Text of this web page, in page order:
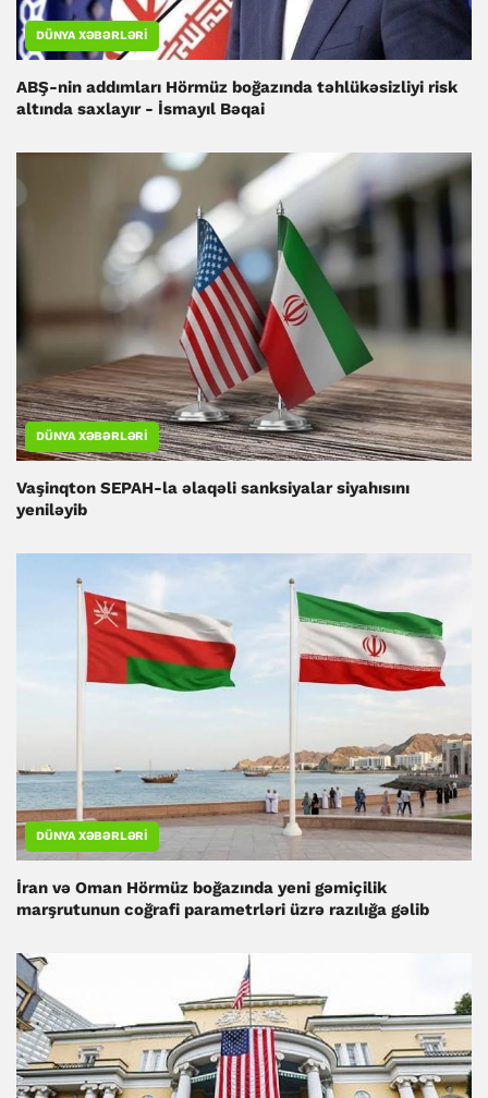
DÜNYA XƏBƏRLƏRI
ABŞ-nin addımları Hörmüz boğazında təhlükəsizliyi risk
altında saxlayır - İsmayıl Bəqai
DÜNYA XƏBƏRLƏRI
Vaşinqton SEPAH-la əlaqəli sanksiyalar siyahısını
yeniləyib
DÜNYA XƏBƏRLƏRI
İran və Oman Hörmüz boğazında yeni gəmiçilik
marşrutunun coğrafi parametrləri üzrə razılığa gəlib